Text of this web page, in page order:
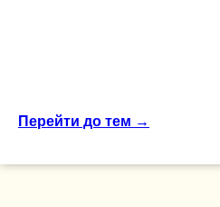
Перейти до тем →